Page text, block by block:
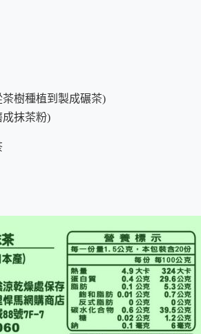
和茶湯的香氣極佳
醇，喜歡 茶道的靜心，但希望比傳統茶道
，卻怕抹茶甜點吃多變胖的朋友
晰靈活的朋友
式照護
全方位健康 的朋友
茶樹種植到製成碾茶)
成抹茶粉)